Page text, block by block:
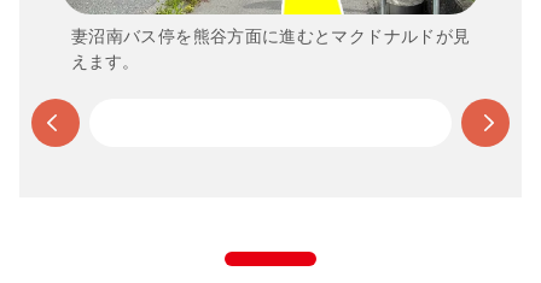
妻沼南バス停を熊谷方面に進むとマクドナルドが見
えます。